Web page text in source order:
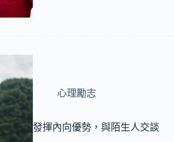
心理勵志
發揮內向優勢，與陌生人交談